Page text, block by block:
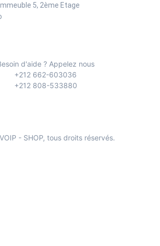
Immeuble 5, 2ème Etage
d'aide ? Appelez nous
+212 662-603036
+212 808-533880
- SHOP, tous droits réservés.